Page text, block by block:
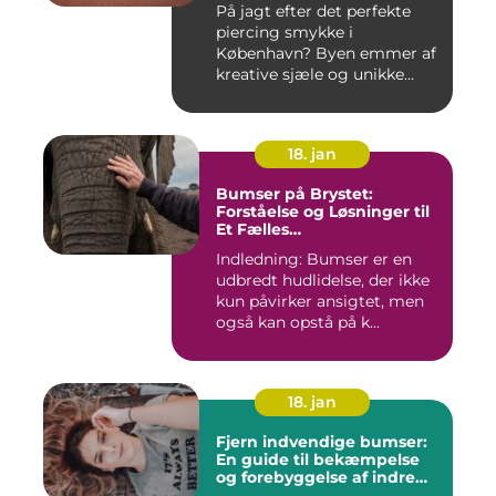
På jagt efter det perfekte
piercing smykke i
København? Byen emmer af
kreative sjæle og unikke
18. jan
Bumser på Brystet:
Forståelse og Løsninger til
Et Fælles
Indledning: Bumser er en
udbredt hudlidelse, der ikke
kun påvirker ansigtet, men
også kan opstå på k...
18. jan
Fjern indvendige bumser:
En guide til bekæmpelse
og forebyggelse af indre